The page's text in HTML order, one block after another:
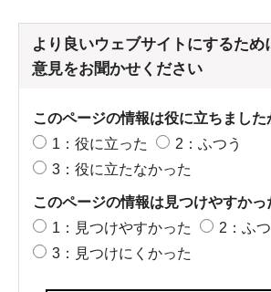
より良いウェブサイトにするため
意見をお聞かせください
このページの情報は役に立ちました
1：役に立った
2：ふつう
3：役に立たなかった
このページの情報は見つけやすかっ
1：見つけやすかった
2：ふつ
3：見つけにくかった